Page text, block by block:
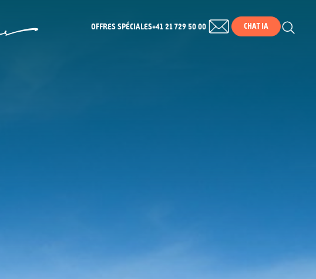
OFFRES SPÉCIALES+41 21 729 50 00 CHAT IA